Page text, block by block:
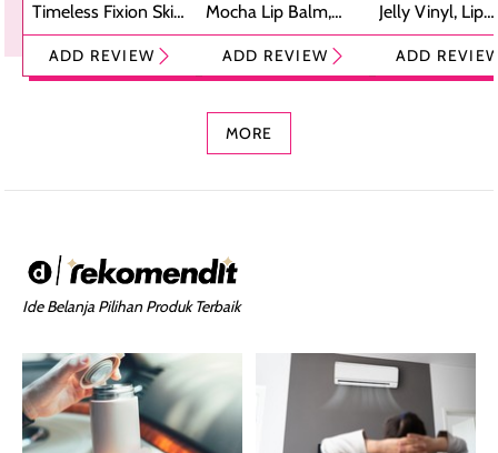
Timeless Fixion Skin
Tint Stick,
Foundation dan
ADD REVIEW
Mocha Lip Balm,
Pelembap Bibir
dengan Aroma
ADD REVIEW
Jelly Vinyl, Lip
Cream Glossy
Ringan
ADD
MORE
Ide Belanja Pilihan Produk Terbaik